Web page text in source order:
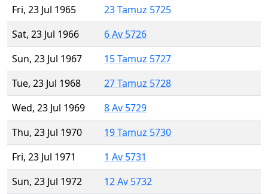
Fri, 23 Jul 1965
23 Tamuz 5725
Sat, 23 Jul 1966
6 Av 5726
Sun, 23 Jul 1967
15 Tamuz 5727
Tue, 23 Jul 1968
27 Tamuz 5728
Wed, 23 Jul 1969
8 Av 5729
Thu, 23 Jul 1970
19 Tamuz 5730
Fri, 23 Jul 1971
1 Av 5731
Sun, 23 Jul 1972
12 Av 5732